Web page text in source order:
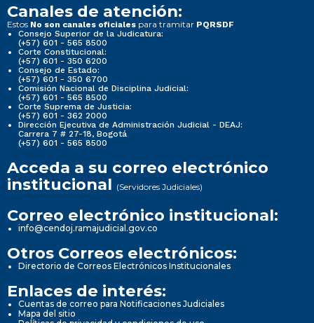
Canales de atención:
Estos No son canales oficiales para tramitar PQRSDF
Consejo Superior de la Judicatura:
(+57) 601 - 565 8500
Corte Constitucional:
(+57) 601 - 350 6200
Consejo de Estado:
(+57) 601 - 350 6700
Comisión Nacional de Disciplina Judicial:
(+57) 601 - 565 8500
Corte Suprema de Justicia:
(+57) 601 - 362 2000
Dirección Ejecutiva de Administración Judicial - DEAJ:
Carrera 7 # 27-18, Bogotá
(+57) 601 - 565 8500
Acceda a su correo electrónico
institucional (Servidores Judiciales)
Correo electrónico institucional:
info@cendoj.ramajudicial.gov.co
Otros Correos electrónicos:
Directorio de Correos Electrónicos Institucionales
Enlaces de interés:
Cuentas de correo para Notificaciones Judiciales
Mapa del sitio